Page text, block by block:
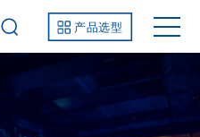
产品选型